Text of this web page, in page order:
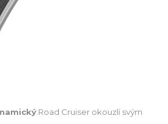
.Road Cruiser okouzlí svým